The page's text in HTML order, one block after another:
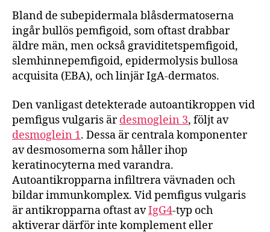
Bland de subepidermala blåsdermatoserna
ingår bullös pemfigoid, som oftast drabbar
äldre män, men också graviditetspemfigoid,
slemhinnepemfigoid, epidermolysis bullosa
acquisita (EBA), och linjär IgA-dermatos.
Den vanligast detekterade autoantikroppen vid
pemfigus vulgaris ärdesmoglein 3, följt av
desmoglein 1. Dessa är centrala komponenter
av desmosomerna som håller ihop
keratinocyterna med varandra.
Autoantikropparna infiltrera vävnaden och
bildar immunkomplex. Vid pemfigus vulgaris
är antikropparna oftast avIgG4-typ och
aktiverar därför inte komplement eller